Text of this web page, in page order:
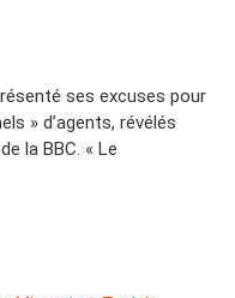
ses excuses pour
» d’agents, révélés
la BBC. « Le